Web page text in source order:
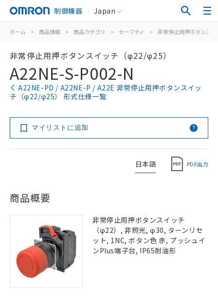
制御機器 Japan
ホーム > 商品情報 > 商品カテゴリ > セーフティ > 非常停止用押ボタンスイ
非常停止用押ボタンスイッチ（φ22/φ25）
A22NE-S-P002-N
A22NE-PD / A22NE-P / A22E 非常停止用押ボタンスイッ
チ（φ22/φ25） 形式仕様一覧
マイリストに追加
日本語 PDF出力
商品概要
非常停止用押ボタンスイッチ
（φ22）, 非照光, φ30, ターンリセ
ット, 1NC, ボタン色 赤, プッシュイ
ンPlus端子台, IP65耐油形